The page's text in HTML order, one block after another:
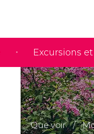
Excursions
Que voir